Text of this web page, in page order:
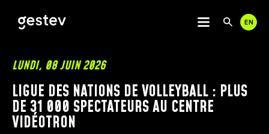
EN
CALENDRIER
EXPÉRIENCE PREMIUM
ÉVÉNEMENTS SIGNÉS GESTEV
LUNDI, 08 JUIN 2026
LIGUE DES NATIONS DE VOLLEYBALL : PLUS
DE 31 000 SPECTATEURS AU CENTRE
VIDÉOTRON